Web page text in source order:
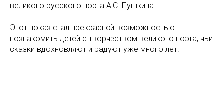
великого русского поэта А.С. Пушкина.
Этот показ стал прекрасной возможностью
познакомить детей с творчеством великого поэта, чьи
сказки вдохновляют и радуют уже много лет.